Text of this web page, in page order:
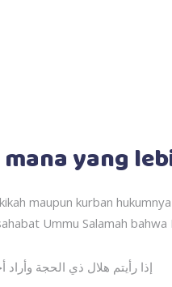
yang
maupun kurban hukumnya
Ummu Salamah bahwa
إذا رأيتم هلال ذي الحجة